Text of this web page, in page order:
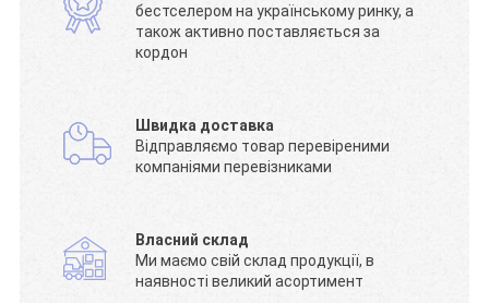
бестселером на українському ринку, а
також активно поставляється за
кордон
Швидка доставка
Відправляємо товар перевіреними
компаніями перевізниками
Власний склад
Ми маємо свій склад продукції, в
наявності великий асортимент